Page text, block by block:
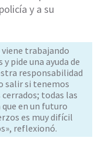
y a su
trabajando
pide una ayuda de
responsabilidad
salir si tenemos
todas las
en un futuro
es muy difícil
reflexionó.